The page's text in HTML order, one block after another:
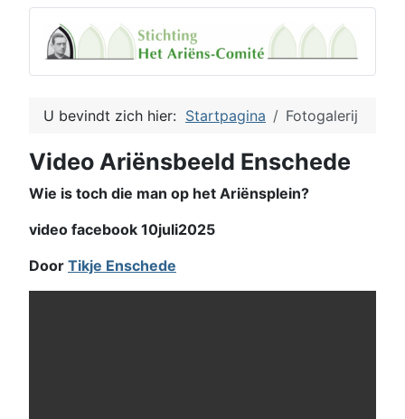
U bevindt zich hier: Startpagina Fotogalerij
Video Ariënsbeeld Enschede
Wie is toch die man op het Ariënsplein?
video facebook 10juli2025
Door Tikje Enschede